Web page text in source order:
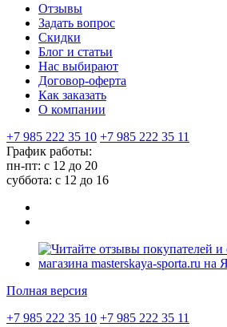
Отзывы
Задать вопрос
Скидки
Блог и статьи
Нас выбирают
Договор-оферта
Как заказать
О компании
+7 985 222 35 10 +7 985 222 35 11
График работы:
пн-пт: с 12 до 20
суббота: c 12 до 16
Полная версия
+7 985 222 35 10 +7 985 222 35 11